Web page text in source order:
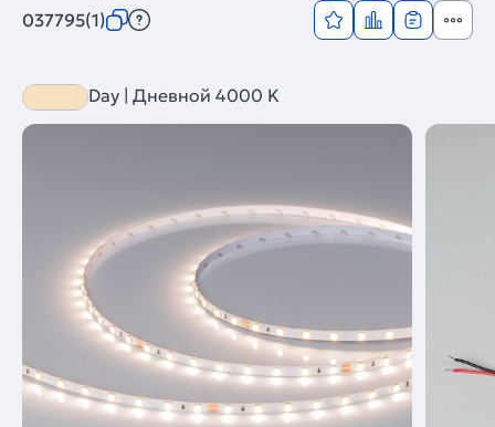
037795(1)
Day | Дневной 4000 K